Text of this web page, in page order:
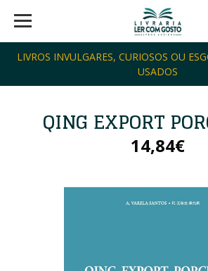
LIVROS INVULGARES, CURIOSOS OU
USADOS
QING EXPORT
14,84€